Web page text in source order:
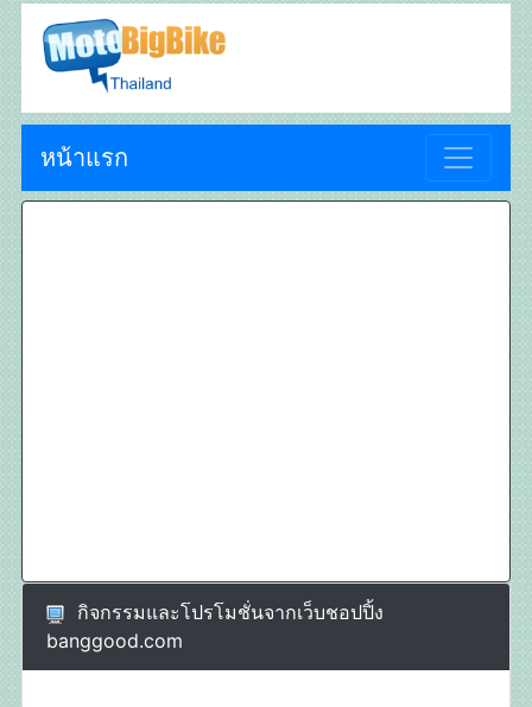
หน้าแรก
กิจกรรมและโปรโมชั่นจากเว็บชอปปิ้ง
banggood.com